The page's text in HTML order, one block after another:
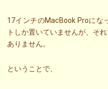
17インチのMacBook Proにな
トしか置いていませんが、そ
ありません。
ということで、